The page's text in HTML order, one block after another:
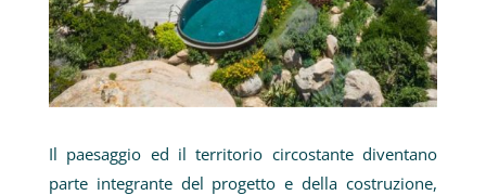
Il paesaggio ed il territorio circostante diventano
parte integrante del progetto e della costruzione,